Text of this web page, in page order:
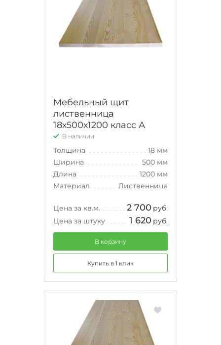
Мебельный щит
лиственница
18х500х1200 класс А
В наличии
Толщина
18 мм
Ширина
500 мм
Длина
1200 мм
Материал
Лиственница
Цена за кв.м. 2 700 руб.
Цена за штуку
1 620 руб.
В корзину
Купить в 1 клик